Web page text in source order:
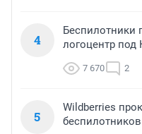
4
Беспилотники
логоцентр под
7 670 2
5
Wildberries